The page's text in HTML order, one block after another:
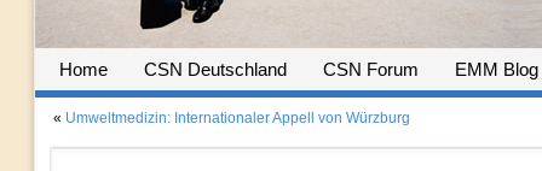
Home CSN Deutschland CSN Forum EMM Blog
« Umweltmedizin: Internationaler Appell von Würzburg